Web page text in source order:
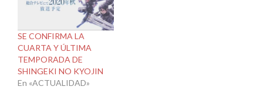
SE CONFIRMA LA
CUARTA Y ÚLTIMA
TEMPORADA DE
SHINGEKI NO KYOJIN
En «ACTUALIDAD»